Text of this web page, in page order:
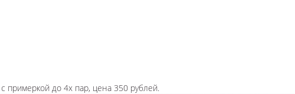
примеркой до 4х пар, цена 350 рублей.